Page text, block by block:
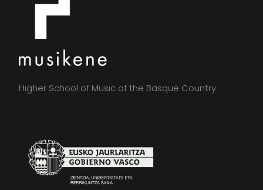
Higher School of Music of the Basque Country